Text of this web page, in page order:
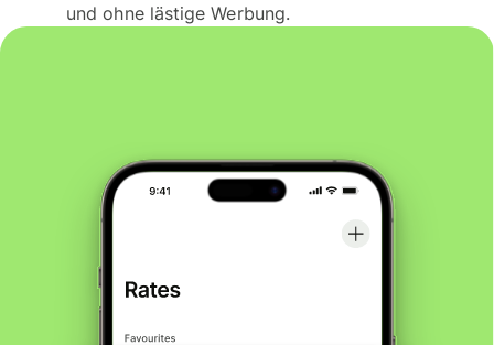
und ohne lästige Werbung.